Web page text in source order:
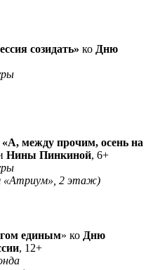
созидать» ко Дню
«А, между прочим, осень на
Нины Пинкиной, 6+
«Атриум», 2 этаж)
единым» ко Дню
, 12+